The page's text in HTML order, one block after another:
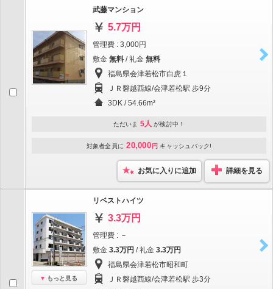
武藤マンション
5.7万円
管理費 : 3,000円
敷金 無料 / 礼金 無料
福島県会津若松市白虎１
ＪＲ磐越西線/会津若松駅 歩9分
3DK / 54.66m²
ただいま 5人 が検討中！
対象者全員に 20,000 円 キャッシュバック!
お気に入りに追加 詳細を見る
もっと見る
リベストハイツ
3.3万円
管理費 : －
敷金 3.3万円 / 礼金 3.3万円
福島県会津若松市昭和町
ＪＲ磐越西線/会津若松駅 歩3分